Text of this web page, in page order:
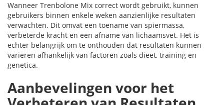
Wanneer Trenbolone Mix correct wordt gebruikt, kunnen
gebruikers binnen enkele weken aanzienlijke resultaten
verwachten. Dit omvat een toename van spiermassa,
verbeterde kracht en een afname van lichaamsvet. Het is
echter belangrijk om te onthouden dat resultaten kunnen
variëren afhankelijk van factoren zoals dieet, training en
genetica.
Aanbevelingen voor het